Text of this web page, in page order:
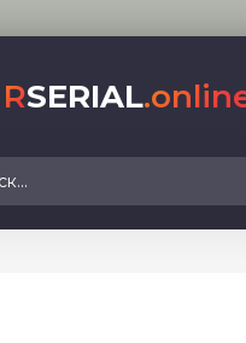
RSERIAL